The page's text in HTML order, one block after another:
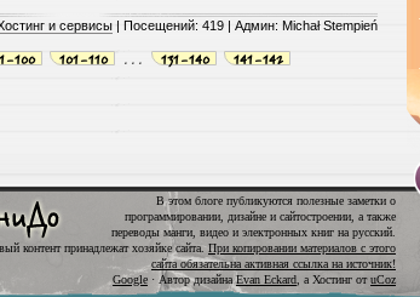
и сервисы | Посещений: 419 | Админ: Michał Stempień
100 101-110 131-140 141-142
В этом блоге публикуются полезные заметки о
программировании, дизайне и сайтостроении, а также
переводы манги, видео и электронных книг на русский.
контент принадлежат хозяйке сайта.При копировании материалов с этого
сайта обязательна активная ссылка на источник!
Google · Автор дизайнаEvan Eckard , а Хостинг отuCoz